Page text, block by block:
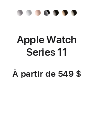
Apple Watch
Series 11
À partir de 549 $